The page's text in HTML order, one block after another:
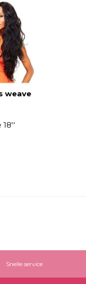
weave
18''
Snelle service